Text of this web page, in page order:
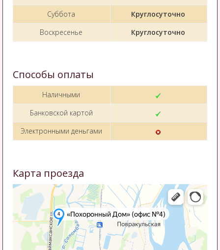
Суббота
Круглосуточно
Воскресенье
Круглосуточно
Способы оплаты
Наличными
Банковской картой
Электронными деньгами
Карта проезда